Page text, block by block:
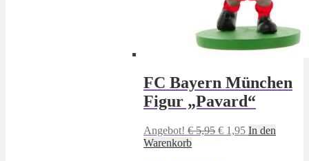
FC Bayern München
Figur „Pavard“
Angebot! €5,95 Ursprünglicher
€ 1,95Aktueller
In den
Warenkorb